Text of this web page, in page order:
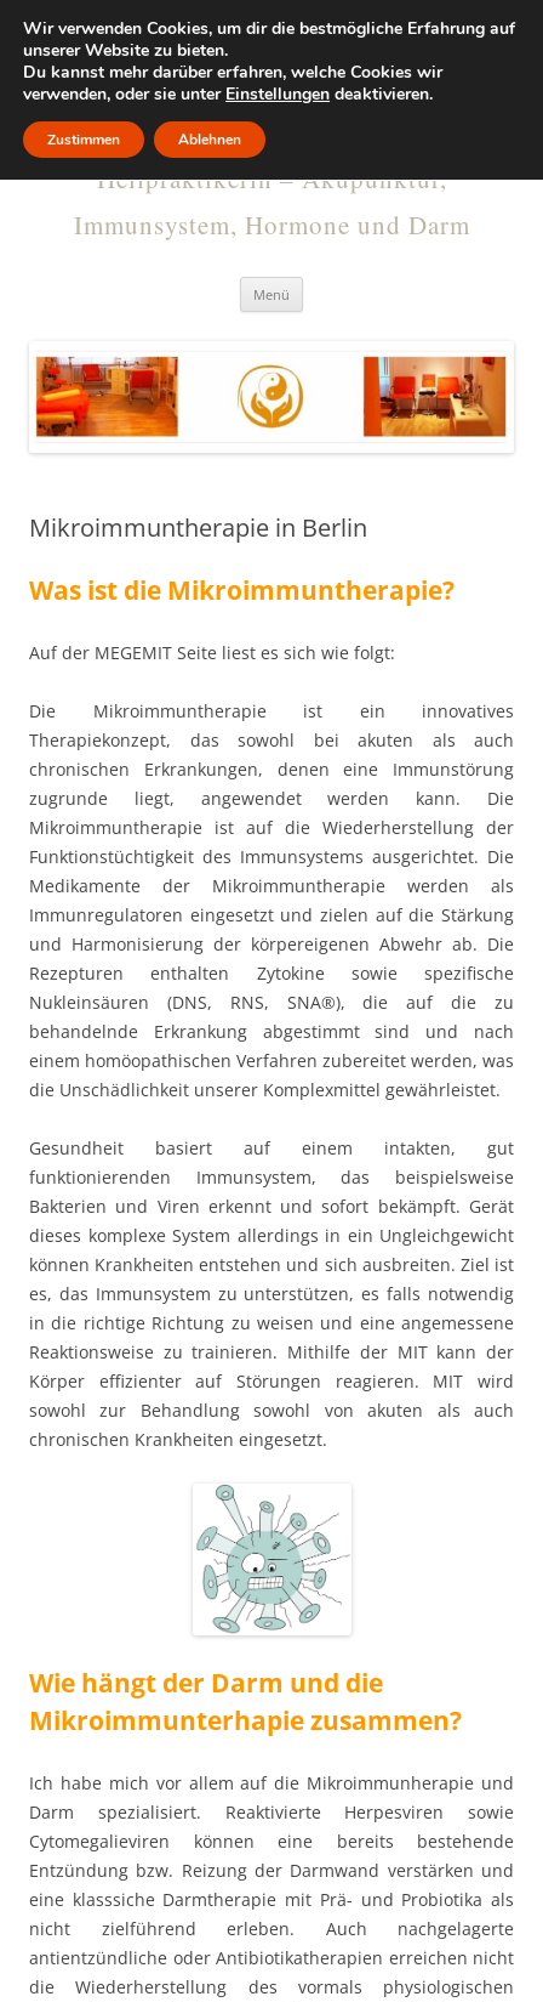
KRISTINA
RUMMELSBURG
Heilpraktikerin – Akupunktur,
Immunsystem, Hormone und Darm
Menü
Mikroimmuntherapie in Berlin
Was ist die Mikroimmuntherapie?
Auf der MEGEMIT Seite liest es sich wie folgt:
Die Mikroimmuntherapie ist ein innovatives
Therapiekonzept, das sowohl bei akuten als auch
chronischen Erkrankungen, denen eine Immunstörung
zugrunde liegt, angewendet werden kann. Die
Mikroimmuntherapie ist auf die Wiederherstellung der
Funktionstüchtigkeit des Immunsystems ausgerichtet. Die
Medikamente der Mikroimmuntherapie werden als
Immunregulatoren eingesetzt und zielen auf die Stärkung
und Harmonisierung der körpereigenen Abwehr ab. Die
Rezepturen enthalten Zytokine sowie spezifische
Nukleinsäuren (DNS, RNS, SNA®), die auf die zu
behandelnde Erkrankung abgestimmt sind und nach
einem homöopathischen Verfahren zubereitet werden, was
die Unschädlichkeit unserer Komplexmittel gewährleistet.
Gesundheit basiert auf einem intakten, gut
funktionierenden Immunsystem, das beispielsweise
Bakterien und Viren erkennt und sofort bekämpft. Gerät
dieses komplexe System allerdings in ein Ungleichgewicht
können Krankheiten entstehen und sich ausbreiten. Ziel ist
es, das Immunsystem zu unterstützen, es falls notwendig
in die richtige Richtung zu weisen und eine angemessene
Reaktionsweise zu trainieren. Mithilfe der MIT kann der
Körper effizienter auf Störungen reagieren. MIT wird
sowohl zur Behandlung sowohl von akuten als auch
chronischen Krankheiten eingesetzt.
Wie hängt der Darm und die
Mikroimmunterhapie zusammen?
Ich habe mich vor allem auf die Mikroimmunherapie und
Darm spezialisiert. Reaktivierte Herpesviren sowie
Cytomegalieviren können eine bereits bestehende
Entzündung bzw. Reizung der Darmwand verstärken und
eine klasssiche Darmtherapie mit Prä- und Probiotika als
nicht zielführend erleben. Auch nachgelagerte
antientzündliche oder Antibiotikatherapien erreichen nicht
die Wiederherstellung des vormals physiologischen
Wir verwenden Cookies, um dir die bestmögliche Erfahrung auf
unserer Website zu bieten.
Du kannst mehr darüber erfahren, welche Cookies wir
verwenden, oder sie unter Einstellungen deaktivieren.
Zustimmen Ablehnen